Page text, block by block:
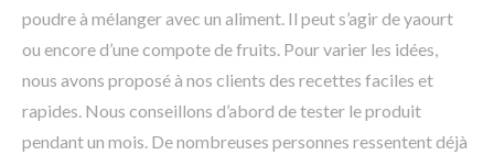
poudre à mélanger avec un aliment. Il peut s’agir de yaourt
ou encore d’une compote de fruits. Pour varier les idées,
nous avons proposé à nos clients des recettes faciles et
rapides. Nous conseillons d’abord de tester le produit
pendant un mois. De nombreuses personnes ressentent déjà